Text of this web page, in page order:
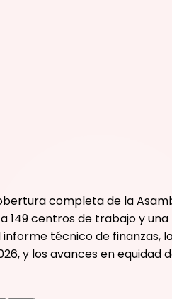
completa de la
centros de trabajo y
técnico de
y los avances en equidad